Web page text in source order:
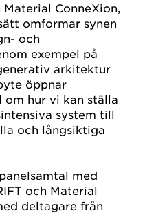
ConneXion,
omformar synen
och
exempel på
arkitektur
öppnar
om hur vi kan ställa
system till
och långsiktiga
med
och Material
deltagare från